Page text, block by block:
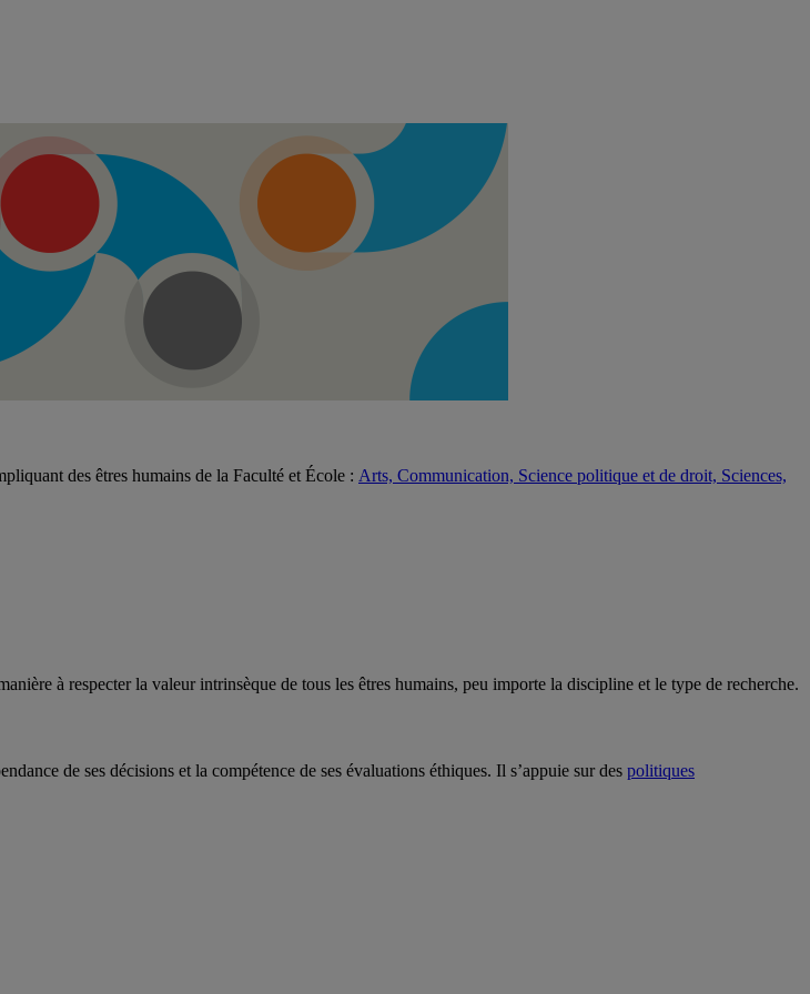
des êtres humains de la Faculté et École : Arts, Communication, Science politique et de droit, Sciences,
à respecter la valeur intrinsèque de tous les êtres humains, peu importe la discipline et le type de recherche.
de ses décisions et la compétence de ses évaluations éthiques. Il s’appuie sur des politiques